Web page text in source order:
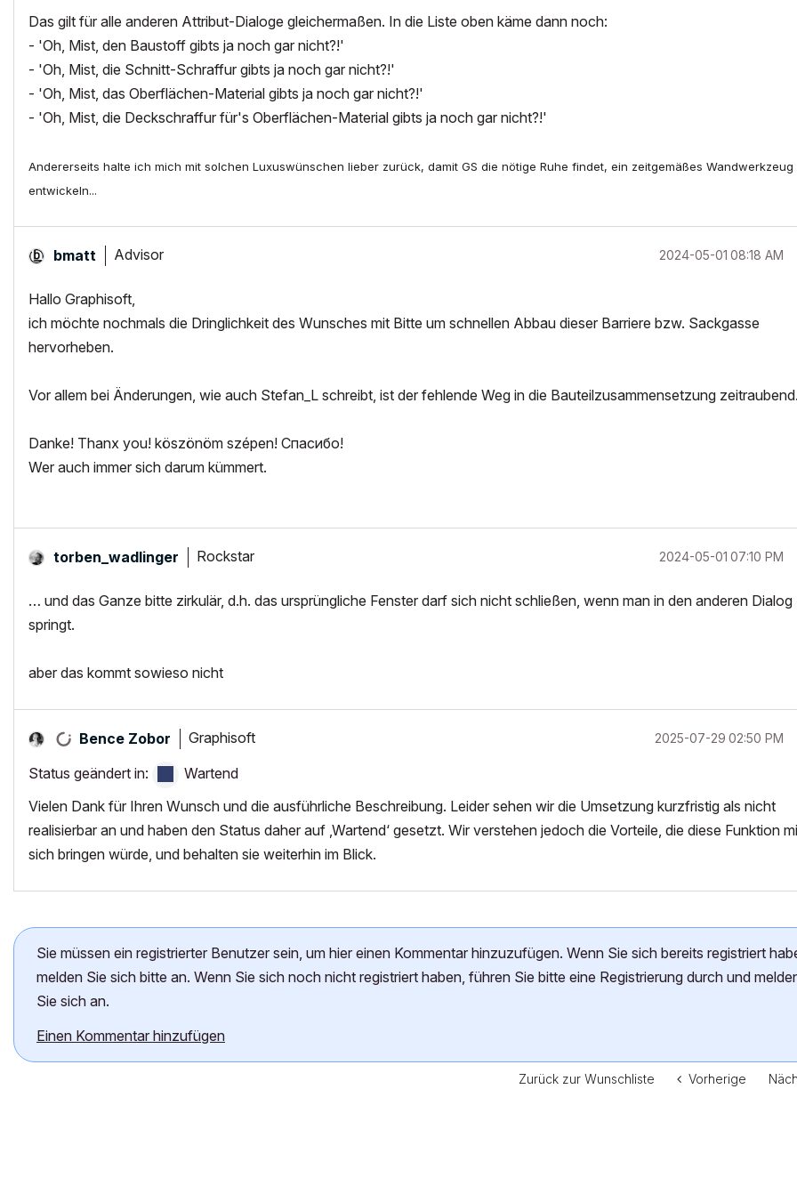
Das gilt für alle anderen Attribut-Dialoge gleichermaßen. In die Liste oben käme dann noch:
- 'Oh, Mist, den Baustoff gibts ja noch gar nicht?!'
- 'Oh, Mist, die Schnitt-Schraffur gibts ja noch gar nicht?!'
- 'Oh, Mist, das Oberflächen-Material gibts ja noch gar nicht?!'
- 'Oh, Mist, die Deckschraffur für's Oberflächen-Material gibts ja noch gar nicht?!'
Andererseits halte ich mich mit solchen Luxuswünschen lieber zurück, damit GS die nötige Ruhe findet, ein zeitgemäßes Wandwerkzeug
entwickeln...
bmatt Advisor ‎2024-05-01 08:18 AM
Hallo Graphisoft,
ich möchte nochmals die Dringlichkeit des Wunsches mit Bitte um schnellen Abbau dieser Barriere bzw. Sackgasse
hervorheben.
Vor allem bei Änderungen, wie auch Stefan_L schreibt, ist der fehlende Weg in die Bauteilzusammensetzung
Danke! Thanx you! köszönöm szépen! Спасибо!
Wer auch immer sich darum kümmert.
torben_wadlinger Rockstar ‎2024-05-01 07:10 PM
… und das Ganze bitte zirkulär, d.h. das ursprüngliche Fenster darf sich nicht schließen, wenn man in den anderen Dialog
springt.
aber das kommt sowieso nicht
Bence Zobor Graphisoft ‎2025-07-29 02:50 PM
Status geändert in:
Wartend
Vielen Dank für Ihren Wunsch und die ausführliche Beschreibung. Leider sehen wir die Umsetzung kurzfristig als nicht
realisierbar an und haben den Status daher auf ‚Wartend‘ gesetzt. Wir verstehen jedoch die Vorteile, die diese Funktion
sich bringen würde, und behalten sie weiterhin im Blick.
Sie müssen ein registrierter Benutzer sein, um hier einen Kommentar hinzuzufügen. Wenn Sie sich bereits registriert
melden Sie sich bitte an. Wenn Sie sich noch nicht registriert haben, führen Sie bitte eine Registrierung durch und
Sie sich an.
Einen Kommentar hinzufügen
Zurück zur Wunschliste Vorherige